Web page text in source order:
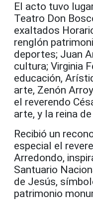
El acto tuvo
Teatro Don
exaltados
renglón
deportes; Juan
cultura; Virginia
educación,
arte, Zenón
el reverendo
arte, y la reina
Recibió un
especial el
Arredondo,
Santuario
de Jesús,
patrimonio